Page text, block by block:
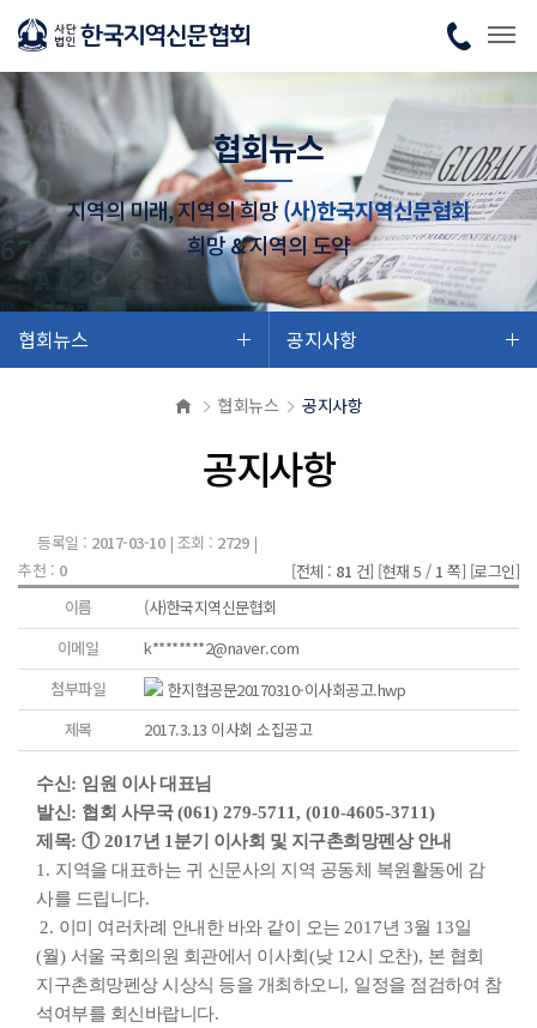
협회뉴스
지역의 미래, 지역의 희망(사)한국지역신문협회
희망 & 지역의 도약
협회뉴스 공지사항
협회뉴스 공지사항
공지사항
등록일 : 2017-03-10| 조회 : 2729|
추천 : 0 [전체 : 81 건] [현재 5 / 1 쪽] [로그인]
이름
(사)한국지역신문협회
이메일
k********2@naver.com
첨부파일
한지협공문20170310-이사회공고.hwp
제목
2017.3.13 이사회 소집공고
수신 : 임원 이사 대표님
발신 : 협회 사무국(061) 279-5711, (010-4605-3711)
제목: ① 2017년 1 분기 이사회 및 지구촌희망펜상 안내
1. 지역을 대표하는 귀 신문사의 지역 공동체 복원활동에 감
사를 드립니다.
2. 이미 여러차례 안내한 바와 같이 오는 2017년 3월 13일
(월) 서울 국회의원 회관에서 이사회 (낮 12시 오찬), 본 협회
지구촌희망펜상 시상식 등을 개최하오니 , 일정을 점검하여 참
석여부를 회신바랍니다.